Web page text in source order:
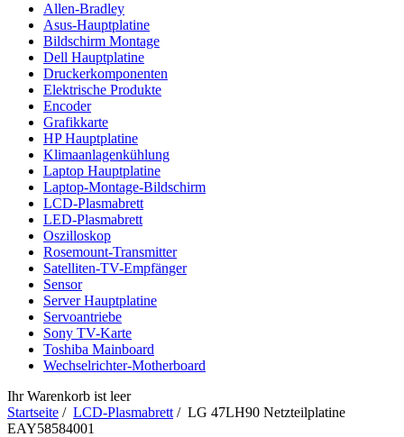
Allen-Bradley
Asus-Hauptplatine
Bildschirm Montage
Dell Hauptplatine
Druckerkomponenten
Elektrische Produkte
Encoder
Grafikkarte
HP Hauptplatine
Klimaanlagenkühlung
Laptop Hauptplatine
Laptop-Montage-Bildschirm
LCD-Plasmabrett
LED-Plasmabrett
Oszilloskop
Rosemount-Transmitter
Satelliten-TV-Empfänger
Sensor
Server Hauptplatine
Servoantriebe
Sony TV-Karte
Toshiba Mainboard
Wechselrichter-Motherboard
Ihr Warenkorb ist leer
Startseite / LCD-Plasmabrett / LG 47LH90 Netzteilplatine
EAY58584001